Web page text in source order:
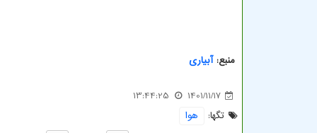
منبع:آبیاری
1401/11/17
13:44:25
تگها:
هوا